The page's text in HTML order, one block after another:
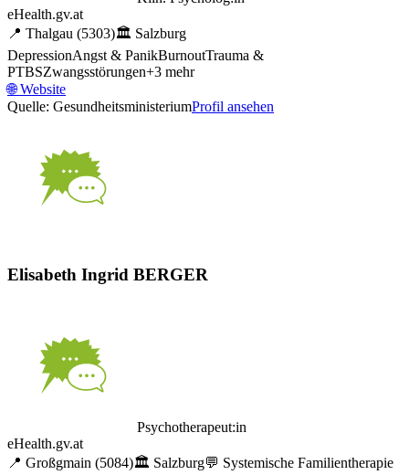
eHealth.gv.at
📍 Thalgau (5303)🏛️ Salzburg
DepressionAngst & PanikBurnoutTrauma &
PTBSZwangsstörungen+3 mehr
🌐Website
Quelle: GesundheitsministeriumProfil ansehen
Elisabeth Ingrid BERGER
Psychotherapeut:in
eHealth.gv.at
📍 Großgmain (5084)🏛️ Salzburg💬 Systemische Familientherapie